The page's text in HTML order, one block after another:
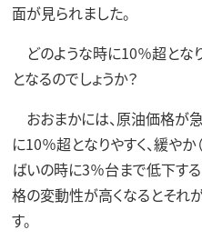
面が見られました。
どのような時に10％超とな
となるのでしょうか？
おおまかには、原油価格が
に10％超となりやすく、緩や
ばいの時に3％台まで低下する
格の変動性が高くなるとそれ
す。